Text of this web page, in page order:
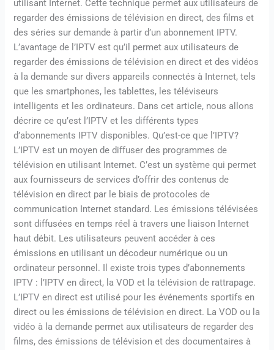
utilisant Internet. Cette technique permet aux utilisateurs de
regarder des émissions de télévision en direct, des films et
des séries sur demande à partir d’un abonnement IPTV.
L’avantage de l’IPTV est qu’il permet aux utilisateurs de
regarder des émissions de télévision en direct et des vidéos
à la demande sur divers appareils connectés à Internet, tels
que les smartphones, les tablettes, les téléviseurs
intelligents et les ordinateurs. Dans cet article, nous allons
décrire ce qu’est l’IPTV et les différents types
d’abonnements IPTV disponibles. Qu’est-ce que l’IPTV?
L’IPTV est un moyen de diffuser des programmes de
télévision en utilisant Internet. C’est un système qui permet
aux fournisseurs de services d’offrir des contenus de
télévision en direct par le biais de protocoles de
communication Internet standard. Les émissions télévisées
sont diffusées en temps réel à travers une liaison Internet
haut débit. Les utilisateurs peuvent accéder à ces
émissions en utilisant un décodeur numérique ou un
ordinateur personnel. Il existe trois types d’abonnements
IPTV : l’IPTV en direct, la VOD et la télévision de rattrapage.
L’IPTV en direct est utilisé pour les événements sportifs en
direct ou les émissions de télévision en direct. La VOD ou la
vidéo à la demande permet aux utilisateurs de regarder des
films, des émissions de télévision et des documentaires à